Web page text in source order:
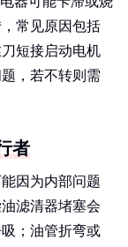
常见原因包括
短接启动电机
，若不转则需
者
因为内部问题
滤清器堵塞会
；油管折弯或